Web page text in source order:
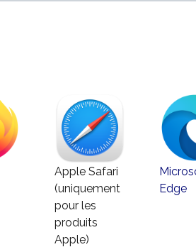
Apple Safari
(uniquement
pour les
produits
Apple)
Edge